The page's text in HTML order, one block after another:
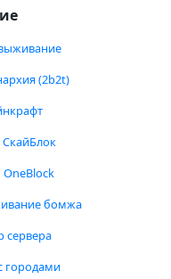
(2b2t)
бомжа
сервера
городами